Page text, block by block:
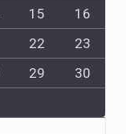
15
16
22
23
29
30